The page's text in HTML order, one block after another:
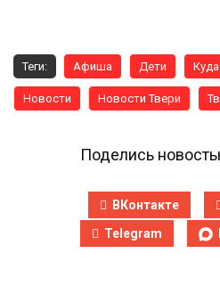
Теги: Афиша Дети
Новости Новости Твери
Поделись
ВКонтакте
Telegram